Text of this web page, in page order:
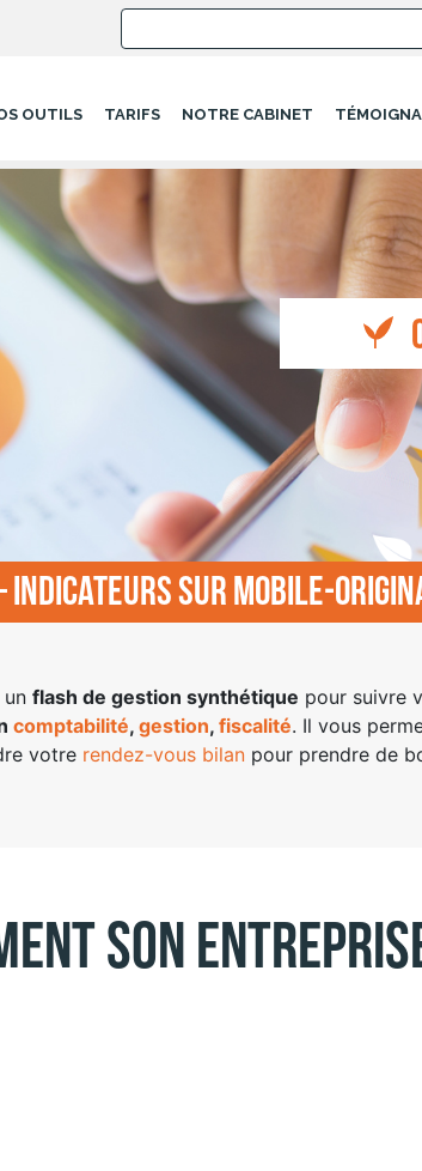
OUTILS TARIFS NOTRE CABINET
indicateurs sur mobile-
flash de gestion synthétique pour suivre
comptabilité, gestion, fiscalité. Il vous
votre rendez-vous bilan pour prendre de
son